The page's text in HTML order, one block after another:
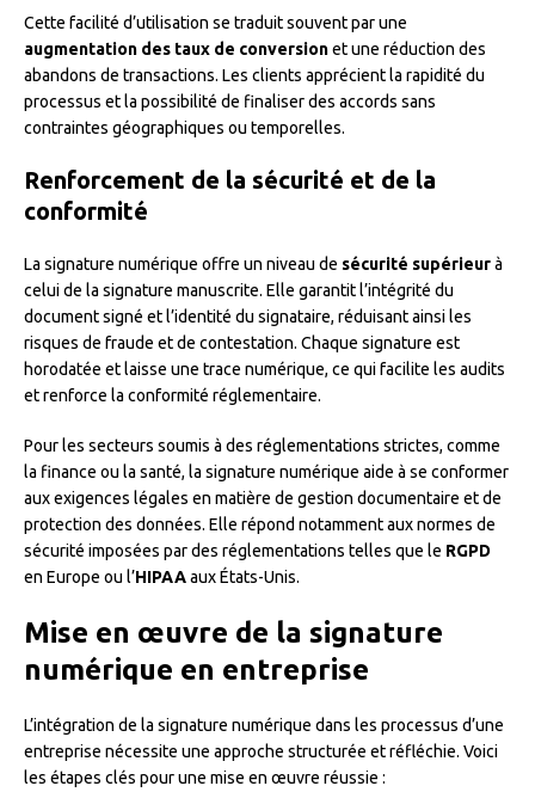
Cette facilité d’utilisation se traduit souvent par une
augmentation des taux de conversionet une réduction des
abandons de transactions. Les clients apprécient la rapidité du
processus et la possibilité de finaliser des accords sans
contraintes géographiques ou temporelles.
Renforcement de la sécurité et de la
conformité
La signature numérique offre un niveau de sécurité supérieurà
celui de la signature manuscrite. Elle garantit l’intégrité du
document signé et l’identité du signataire, réduisant ainsi les
risques de fraude et de contestation. Chaque signature est
horodatée et laisse une trace numérique, ce qui facilite les audits
et renforce la conformité réglementaire.
Pour les secteurs soumis à des réglementations strictes, comme
la finance ou la santé, la signature numérique aide à se conformer
aux exigences légales en matière de gestion documentaire et de
protection des données. Elle répond notamment aux normes de
sécurité imposées par des réglementations telles que le RGPD
en Europe ou l’HIPAAaux États-Unis.
Mise en œuvre de la signature
numérique en entreprise
L’intégration de la signature numérique dans les processus d’une
entreprise nécessite une approche structurée et réfléchie. Voici
les étapes clés pour une mise en œuvre réussie :